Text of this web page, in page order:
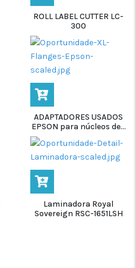
ROLL LABEL CUTTER LC-
300
ADAPTADORES USADOS
EPSON para núcleos de...
Laminadora Royal
Sovereign RSC-1651LSH